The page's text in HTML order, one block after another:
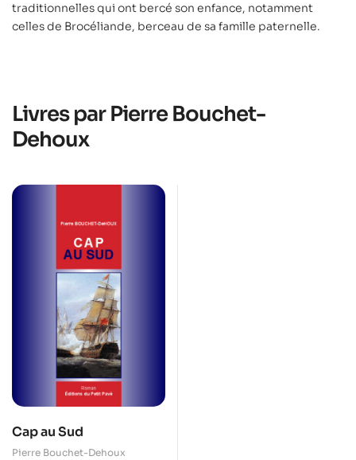
traditionnelles qui ont bercé son enfance, notamment
celles de Brocéliande, berceau de sa famille paternelle.
Livres par Pierre Bouchet-
Dehoux
Cap au Sud
Pierre Bouchet-Dehoux